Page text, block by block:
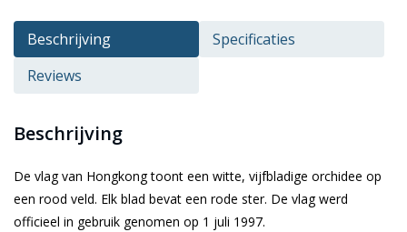
Beschrijving
Specificaties
Reviews
Beschrijving
De vlag van Hongkong toont een witte, vijfbladige orchidee op
een rood veld. Elk blad bevat een rode ster. De vlag werd
officieel in gebruik genomen op 1 juli 1997.